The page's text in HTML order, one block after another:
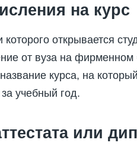
на курс
открывается
от вуза на
курса, на
учебный год.
или